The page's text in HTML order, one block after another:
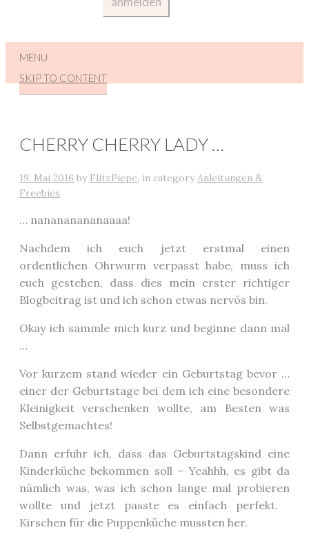
MENU
SKIP TO CONTENT
CHERRY CHERRY LADY …
19. Mai 2016 by FlitzPiepe, in categoryAnleitungen &
Freebies
… nanananananaaaa!
Nachdem ich euch jetzt erstmal einen
ordentlichen Ohrwurm verpasst habe, muss ich
euch gestehen, dass dies mein erster richtiger
Blogbeitrag ist und ich schon etwas nervös bin.
Okay ich sammle mich kurz und beginne dann mal
…
Vor kurzem stand wieder ein Geburtstag bevor …
einer der Geburtstage bei dem ich eine besondere
Kleinigkeit verschenken wollte, am Besten was
Selbstgemachtes!
Dann erfuhr ich, dass das Geburtstagskind eine
Kinderküche bekommen soll – Yeahhh, es gibt da
nämlich was, was ich schon lange mal probieren
wollte und jetzt passte es einfach perfekt.
Kirschen für die Puppenküche mussten her.